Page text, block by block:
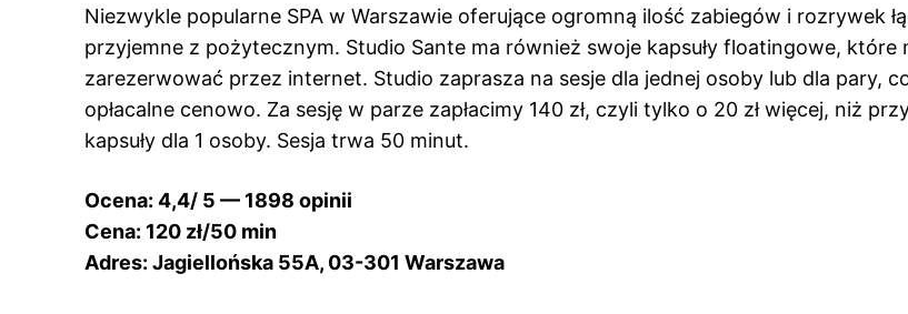
Niezwykle popularne SPA w Warszawie oferujące ogromną ilość zabiegów i rozrywek
przyjemne z pożytecznym. Studio Sante ma również swoje kapsuły floatingowe, które
zarezerwować przez internet. Studio zaprasza na sesje dla jednej osoby lub dla pary,
opłacalne cenowo. Za sesję w parze zapłacimy 140 zł, czyli tylko o 20 zł więcej, niż
kapsuły dla 1 osoby. Sesja trwa 50 minut.
Ocena: 4,4/ 5 — 1898 opinii
Cena: 120 zł/50 min
Adres: Jagiellońska 55A, 03-301 Warszawa